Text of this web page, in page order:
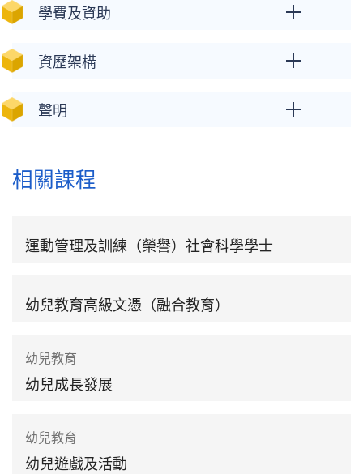
學費及資助
資歷架構
聲明
相關課程
運動管理及訓練（榮譽）社會科學學士
幼兒教育高級文憑（融合教育）
幼兒教育
幼兒成長發展
幼兒教育
幼兒遊戲及活動